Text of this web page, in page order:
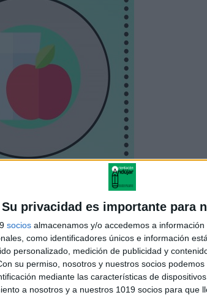
Su privacidad es importante para
socios almacenamos y/o accedemos a
como identificadores únicos e información
personalizado, medición de publicidad y
su permiso, nosotros y nuestros socios
mediante las características de
a nosotros y a nuestros 1019 socios para que